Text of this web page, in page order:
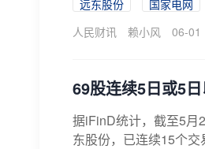
远东股份 国家电网
人民财讯
赖小风 06-01
69股连续5日或5
据iFinD统计，截至5月
东股份，已连续15个